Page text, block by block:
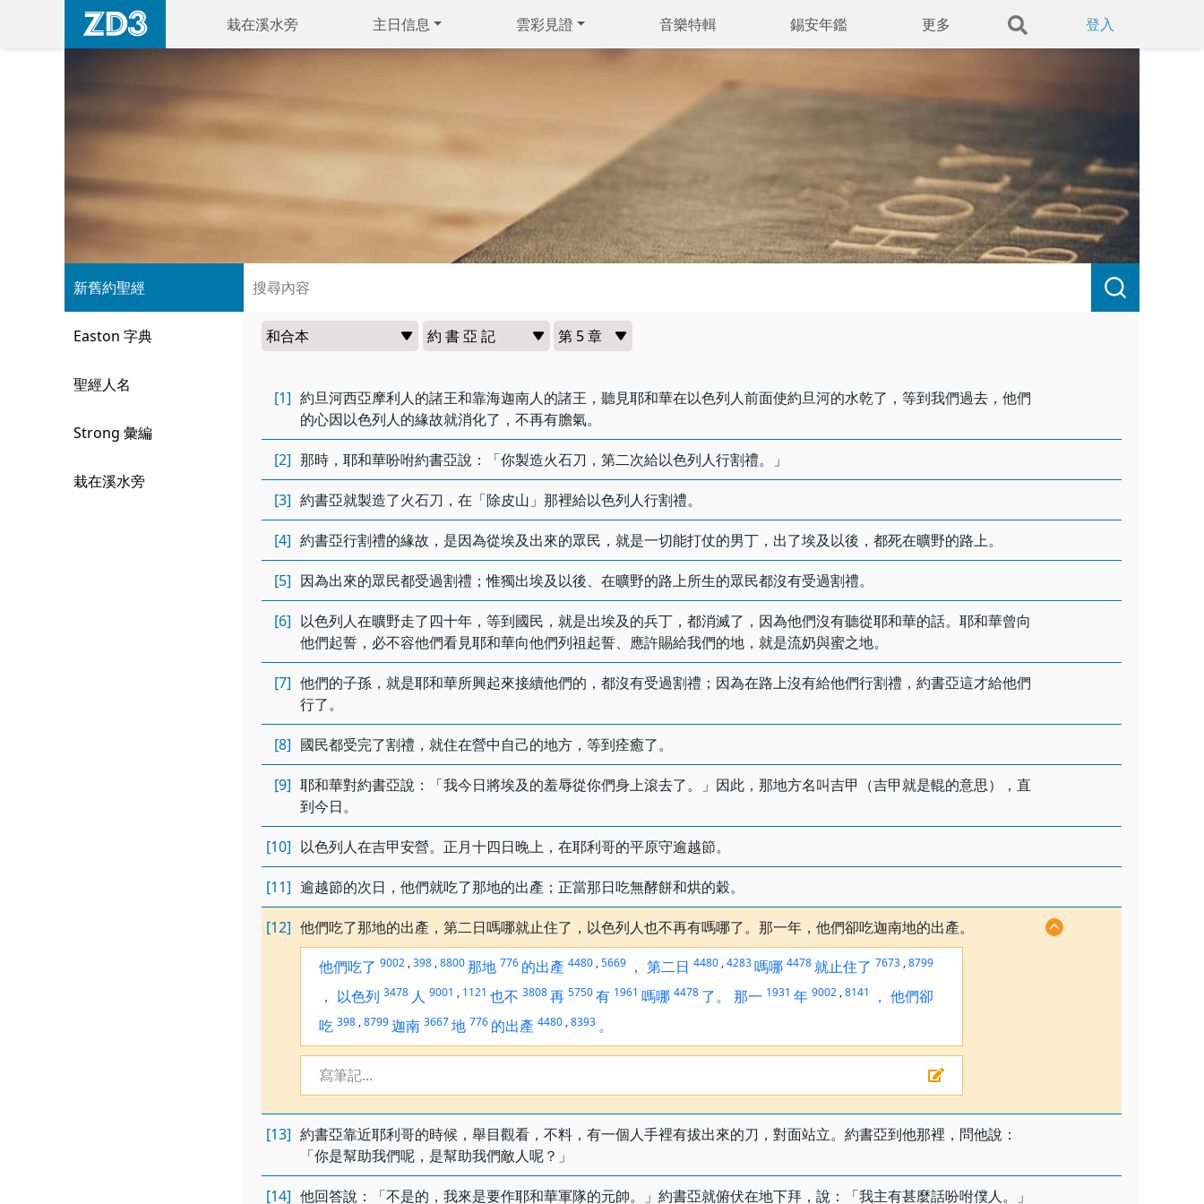
栽在溪水旁 主日信息 雲彩見證 音樂特輯 錫安年鑑 更多 登入
新舊約聖經
Easton 字典
聖經人名
Strong 彙編
栽在溪水旁
[1] 約旦河西亞摩利人的諸王和靠海迦南人的諸王，聽見耶和華在以色列人前面使約旦河的水乾了，等到我們過去，他們
的心因以色列人的緣故就消化了，不再有膽氣。
[2] 那時，耶和華吩咐約書亞說：「你製造火石刀，第二次給以色列人行割禮。」
[3] 約書亞就製造了火石刀，在「除皮山」那裡給以色列人行割禮。
[4] 約書亞行割禮的緣故，是因為從埃及出來的眾民，就是一切能打仗的男丁，出了埃及以後，都死在曠野的路上。
[5] 因為出來的眾民都受過割禮；惟獨出埃及以後、在曠野的路上所生的眾民都沒有受過割禮。
[6] 以色列人在曠野走了四十年，等到國民，就是出埃及的兵丁，都消滅了，因為他們沒有聽從耶和華的話。耶和華曾向
他們起誓，必不容他們看見耶和華向他們列祖起誓、應許賜給我們的地，就是流奶與蜜之地。
[7] 他們的子孫，就是耶和華所興起來接續他們的，都沒有受過割禮；因為在路上沒有給他們行割禮，約書亞這才給他們
行了。
[8] 國民都受完了割禮，就住在營中自己的地方，等到痊癒了。
[9] 耶和華對約書亞說：「我今日將埃及的羞辱從你們身上滾去了。」因此，那地方名叫吉甲（吉甲就是輥的意思），直
到今日。
[10] 以色列人在吉甲安營。正月十四日晚上，在耶利哥的平原守逾越節。
[11] 逾越節的次日，他們就吃了那地的出產；正當那日吃無酵餅和烘的穀。
[12] 他們吃了那地的出產，第二日嗎哪就止住了，以色列人也不再有嗎哪了。那一年，他們卻吃迦南地的出產。
他們吃了 9002 ,398 ,8800那地 776 的出產 4480 ,5669 ， 第二日 4480 ,4283嗎哪 4478就止住了 7673 ,8799
， 以色列 3478 人 9001 , 1121 也不 3808再 5750有 1961 嗎哪 4478 了。 那一 1931 年 9002 ,8141 ， 他們卻
吃 398 ,8799迦南 3667地 776 的出產 4480 ,8393 。
寫筆記...
[13] 約書亞靠近耶利哥的時候，舉目觀看，不料，有一個人手裡有拔出來的刀，對面站立。約書亞到他那裡，問他說：
「你是幫助我們呢，是幫助我們敵人呢？」
[14] 他回答說：「不是的，我來是要作耶和華軍隊的元帥。」約書亞就俯伏在地下拜，說：「我主有甚麼話吩咐僕人。」